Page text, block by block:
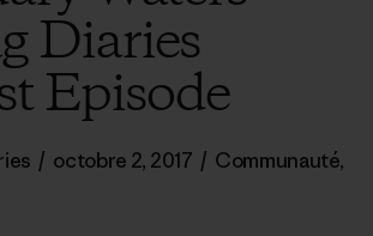
Diaries
Episode
/ octobre 2, 2017 / Communauté,